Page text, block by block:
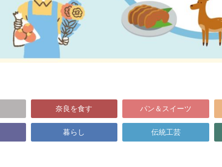
奈良を食す パン＆スイーツ
暮らし 伝統工芸